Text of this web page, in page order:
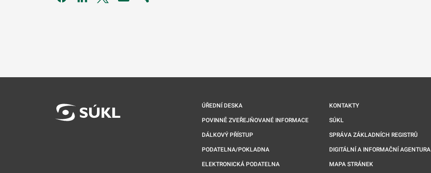
ÚŘEDNÍ DESKA
POVINNĚ ZVEŘEJŇOVANÉ INFORMACE
DÁLKOVÝ PŘÍSTUP
PODATELNA/POKLADNA
ELEKTRONICKÁ PODATELNA
KONTAKTY
SÚKL
SPRÁVA ZÁKLADNÍCH REGISTRŮ
DIGITÁLNÍ A INFORMAČNÍ AGENTURA
MAPA STRÁNEK